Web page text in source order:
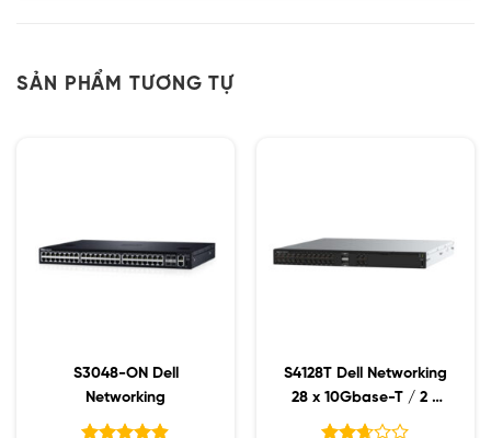
SẢN PHẨM TƯƠNG TỰ
S3048-ON Dell
Networking
S4128T Dell Networking
28 x 10Gbase-T / 2 x
QSFP28